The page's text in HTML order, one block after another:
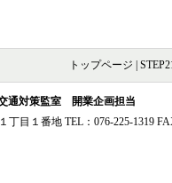
トップページ
通対策監室 開業企画担当
丁目１番地 TEL：076-225-1319